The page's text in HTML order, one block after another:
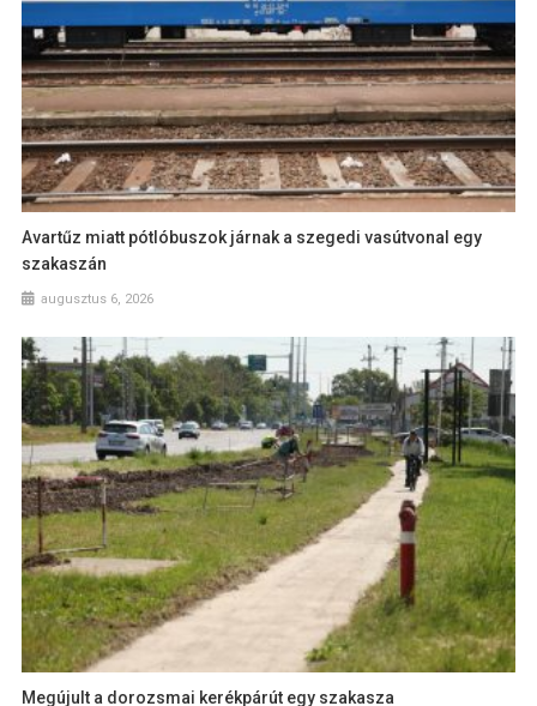
Avartűz miatt pótlóbuszok járnak a szegedi vasútvonal egy
szakaszán
augusztus 6, 2026
Megújult a dorozsmai kerékpárút egy szakasza